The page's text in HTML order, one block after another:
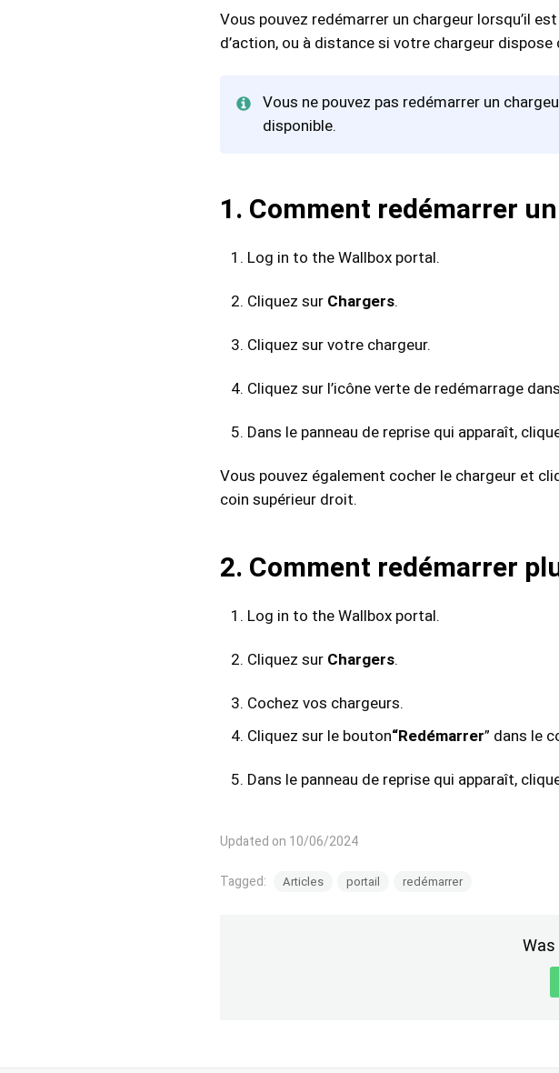
Vous pouvez redémarrer un chargeur lorsqu’il
d’action, ou à distance si votre chargeur dispose
Vous ne pouvez pas redémarrer un
disponible.
1. Comment redémarrer
Log in to the Wallbox portal.
Cliquez sur Chargers.
Cliquez sur votre chargeur.
Cliquez sur l’icône verte de redémarrage
Dans le panneau de reprise qui apparaît,
Vous pouvez également cocher le chargeur et
coin supérieur droit.
2. Comment redémarrer
Log in to the Wallbox portal.
Cliquez sur Chargers.
Cochez vos chargeurs.
Cliquez sur le bouton“Redémarrer” dans le
Dans le panneau de reprise qui apparaît,
Updated on 10/06/2024
Tagged: Articles portail redémarrer